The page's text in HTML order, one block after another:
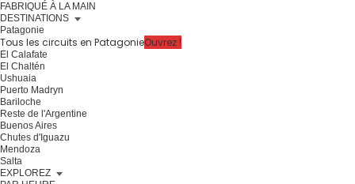
FABRIQUÉ À LA MAIN
DESTINATIONS
Patagonie
Tous les circuits en PatagonieOuvrez !
El Calafate
El Chaltén
Ushuaia
Puerto Madryn
Bariloche
Reste de l'Argentine
Buenos Aires
Chutes d'Iguazu
Mendoza
Salta
EXPLOREZ